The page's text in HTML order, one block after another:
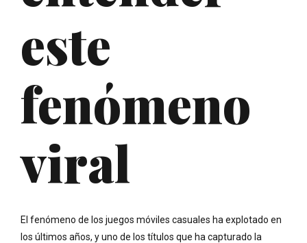
este
fenómeno
viral
El fenómeno de los juegos móviles casuales ha explotado en
los últimos años, y uno de los títulos que ha capturado la